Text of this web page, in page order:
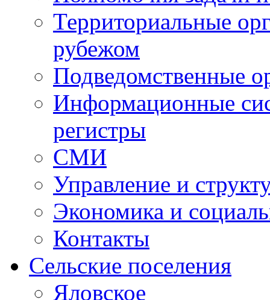
Территориальные
рубежом
Подведомственные
Информационные
регистры
СМИ
Управление и
Экономика и
Контакты
Сельские поселения
Яловское